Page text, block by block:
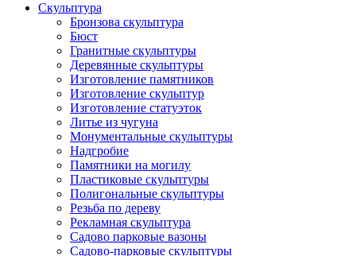
Скульптура
Бронзова скульптура
Бюст
Гранитные скульптуры
Деревянные скульптуры
Изготовление памятников
Изготовление скульптур
Изготовление статуэток
Литье из чугуна
Монументальные скульптуры
Надгробие
Памятники на могилу
Пластиковые скульптуры
Полигональные скульптуры
Резьба по дереву
Рекламная скульптура
Садово парковые вазоны
Садово-парковые скульптуры